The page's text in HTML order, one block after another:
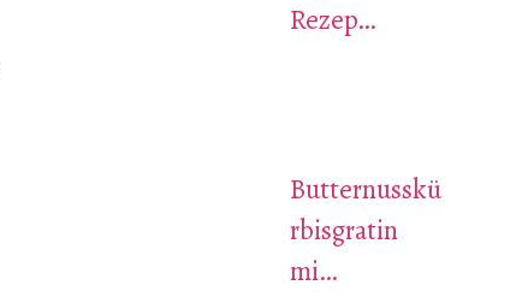
Rezep…
Butternusskü
rbisgratin
mi…